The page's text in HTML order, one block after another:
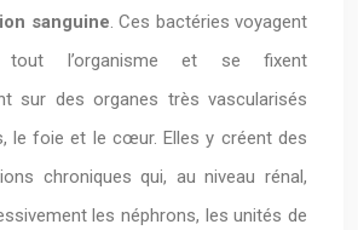
sanguine. Ces bactéries voyagent
tout l’organisme et se fixent
sur des organes très vascularisés
le foie et le cœur. Elles y créent des
chroniques qui, au niveau rénal,
les néphrons, les unités de